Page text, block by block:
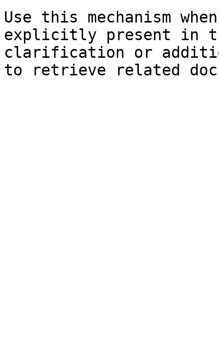
Use this mechanism
explicitly present in
clarification or